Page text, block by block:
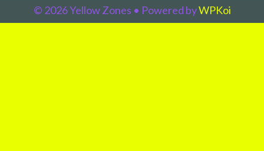
© 2026 Yellow Zones • Powered byWPKoi